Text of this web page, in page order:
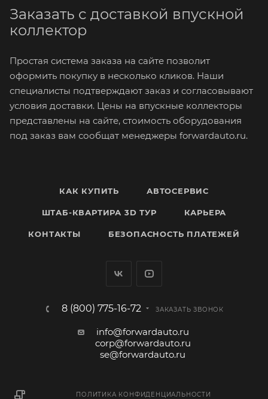
Заказать с доставкой впускной
коллектор
Простая система заказа на сайте позволит
оформить покупку в несколько кликов. Наши
специалисты подтверждают заказ и согласовывают
условия доставки. Цены на впускные коллекторы
представлены на сайте, стоимость оборудования
под заказ вам сообщат менеджеры forwardauto.ru.
КАК КУПИТЬ АВТОСЕРВИС
ШТАБ-КВАРТИРА 3D ТУР КАРЬЕРА
КОНТАКТЫ БЕЗОПАСНОСТЬ ПЛАТЕЖЕЙ
8 (800) 775-16-72 ЗАКАЗАТЬ ЗВОНОК
info@forwardauto.ru
corp@forwardauto.ru
se@forwardauto.ru
ПОЛИТИКА КОНФИДЕНЦИАЛЬНОСТИ